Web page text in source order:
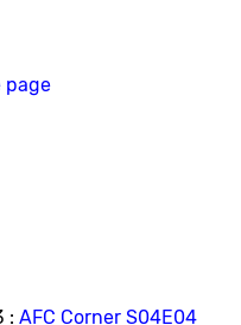
page
: AFC Corner S04E04